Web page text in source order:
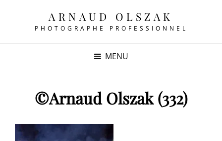
ARNAUD OLSZAK
PHOTOGRAPHE PROFESSIONNEL
MENU
©Arnaud Olszak (332)